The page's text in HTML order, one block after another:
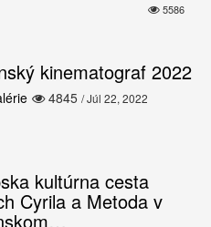
5586
kinematograf 2022
4845 / Júl 22, 2022
kultúrna cesta
Cyrila a Metoda v